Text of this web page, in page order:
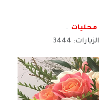
محليات
الزيارات: 3444